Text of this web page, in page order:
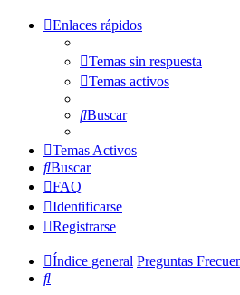
Enlaces rápidos
Temas sin respuesta
Temas activos
Buscar
Temas Activos
Buscar
FAQ
Identificarse
Registrarse
Índice general Preguntas
Buscar